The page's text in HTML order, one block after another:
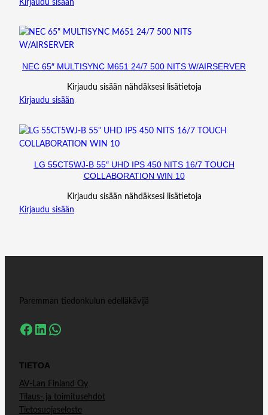
Kirjaudu sisään
NEC 65″ MULTISYNC M651 24/7 500 NITS W/AIRSERVER
Kirjaudu sisään nähdäksesi lisätietoja
Kirjaudu sisään
LG 55CT5WJ-B 55″ UHD IPS 450 NITS 16/7 TOUCH
COLLABORATION WIN 10
Kirjaudu sisään nähdäksesi lisätietoja
Kirjaudu sisään
Paremman tiedonkulun edelläkävijä
Facebook LinkedIn WhatsApp
TIETOA
AV-Lan Finland Oy
Tilaus- ja toimitusehdot
Tietosuojaseloste